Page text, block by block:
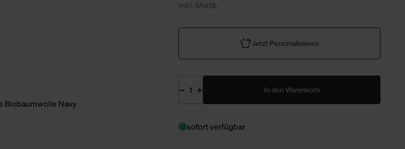
inkl. MwSt.
Jetzt Personalisieren
In den Warenkorb
sofort verfügbar